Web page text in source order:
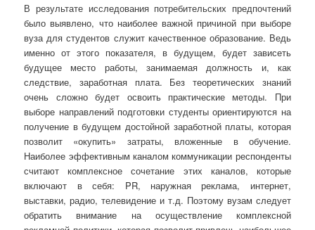
В результате исследования потребительских предпочтений
было выявлено, что наиболее важной причиной при выборе
вуза для студентов служит качественное образование. Ведь
именно от этого показателя, в будущем, будет зависеть
будущее место работы, занимаемая должность и, как
следствие, заработная плата. Без теоретических знаний
очень сложно будет освоить практические методы. При
выборе направлений подготовки студенты ориентируются на
получение в будущем достойной заработной платы, которая
позволит «окупить» затраты, вложенные в обучение.
Наиболее эффективным каналом коммуникации респонденты
считают комплексное сочетание этих каналов, которые
включают в себя: PR, наружная реклама, интернет,
выставки, радио, телевидение и т.д. Поэтому вузам следует
обратить внимание на осуществление комплексной